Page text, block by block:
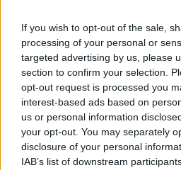
If you wish to opt-out of the sale,
processing of your personal or
targeted advertising by us, please
section to confirm your selection.
opt-out request is processed you
interest-based ads based on
us or personal information
your opt-out. You may separately
disclosure of your personal
IAB’s list of downstream